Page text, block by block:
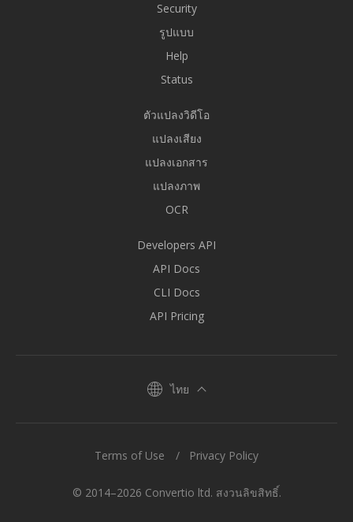
Security
รูปแบบ
Help
Status
ตัวแปลงวิดีโอ
แปลงเสียง
แปลงเอกสาร
แปลงภาพ
OCR
Developers API
API Docs
CLI Docs
API Pricing
ไทย
© 2014–2026 Convertio ltd. สงวนลิขสิทธิ์.
Terms of Use Privacy Policy